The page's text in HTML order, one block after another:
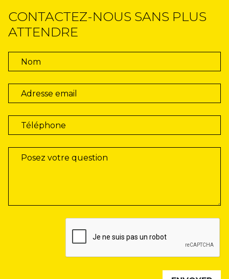
CONTACTEZ-NOUS SANS PLUS
ATTENDRE